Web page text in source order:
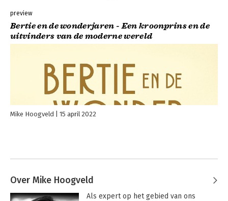
preview
Bertie en de wonderjaren - Een kroonprins en de
uitvinders van de moderne wereld
Mike Hoogveld 15 april 2022
Over Mike Hoogveld
Als expert op het gebied van ons